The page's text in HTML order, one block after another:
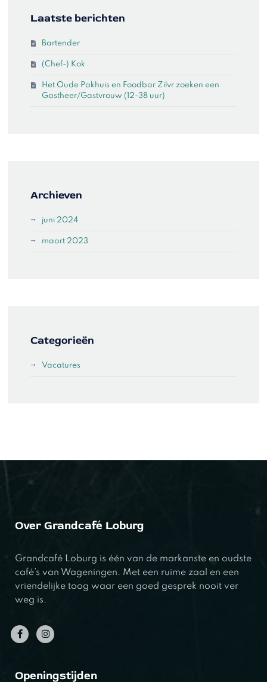
Laatste berichten
Bartender
(Chef-) Kok
Het Oude Pakhuis en Foodbar Zilvr zoeken een
Gastheer/Gastvrouw (12-38 uur)
Archieven
juni 2024
maart 2023
Categorieën
Vacatures
Over Grandcafé Loburg
Grandcafé Loburg is één van de markanste en oudste
café’s van Wageningen. Met een ruime zaal en een
vriendelijke toog waar een goed gesprek nooit ver
weg is.
Openingstijden